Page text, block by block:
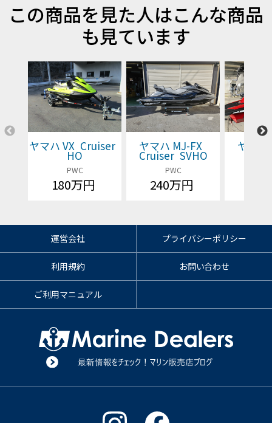
この商品を見た人はこんな商品
も見ています
ヤマハ VX Cruiser
HO
PWC
180万円
ヤマハ MJ-FX
Cruiser SVHO
PWC
240万円
ヤマ
運営会社 プライバシーポリシー
利用規約 お問い合わせ
ご利用マニュアル